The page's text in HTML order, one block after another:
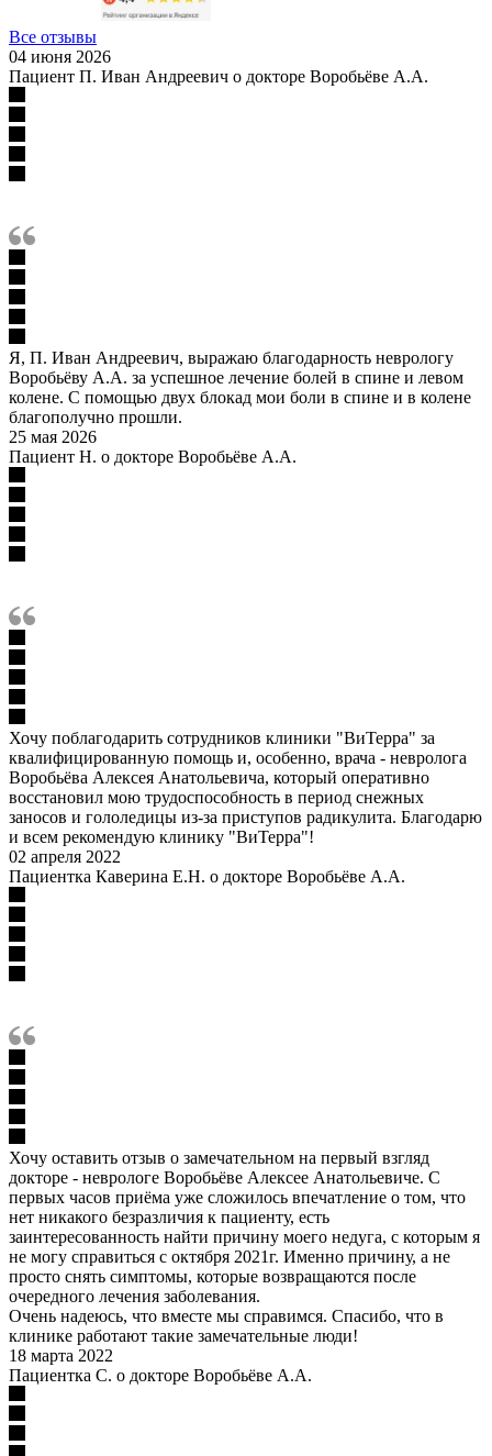
Все отзывы
04 июня 2026
Пациент П. Иван Андреевич о докторе Воробьёве А.А.
Я, П. Иван Андреевич, выражаю благодарность неврологу
Воробьёву А.А. за успешное лечение болей в спине и левом
колене. С помощью двух блокад мои боли в спине и в колене
благополучно прошли.
25 мая 2026
Пациент Н. о докторе Воробьёве А.А.
Хочу поблагодарить сотрудников клиники "ВиТерра" за
квалифицированную помощь и, особенно, врача - невролога
Воробьёва Алексея Анатольевича, который оперативно
восстановил мою трудоспособность в период снежных
заносов и гололедицы из-за приступов радикулита. Благодарю
и всем рекомендую клинику "ВиТерра"!
02 апреля 2022
Пациентка Каверина Е.Н. о докторе Воробьёве А.А.
Хочу оставить отзыв о замечательном на первый взгляд
докторе - неврологе Воробьёве Алексее Анатольевиче. С
первых часов приёма уже сложилось впечатление о том, что
нет никакого безразличия к пациенту, есть
заинтересованность найти причину моего недуга, с которым я
не могу справиться с октября 2021г. Именно причину, а не
просто снять симптомы, которые возвращаются после
очередного лечения заболевания.
Очень надеюсь, что вместе мы справимся. Спасибо, что в
клинике работают такие замечательные люди!
18 марта 2022
Пациентка С. о докторе Воробьёве А.А.